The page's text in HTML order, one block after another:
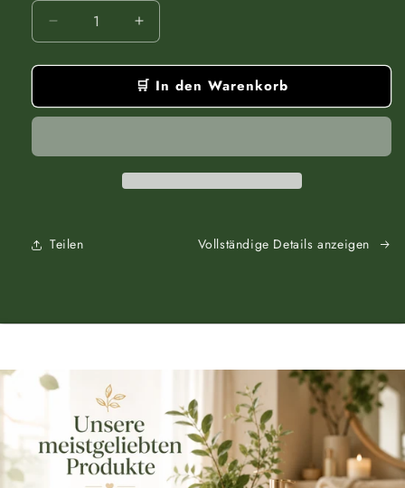
Verringere
die
Menge
Hydration
·
Erhöhe
die
Menge
für
Hydration
·
🛒 In den Warenkorb
Teilen Vollständige Details anzeigen